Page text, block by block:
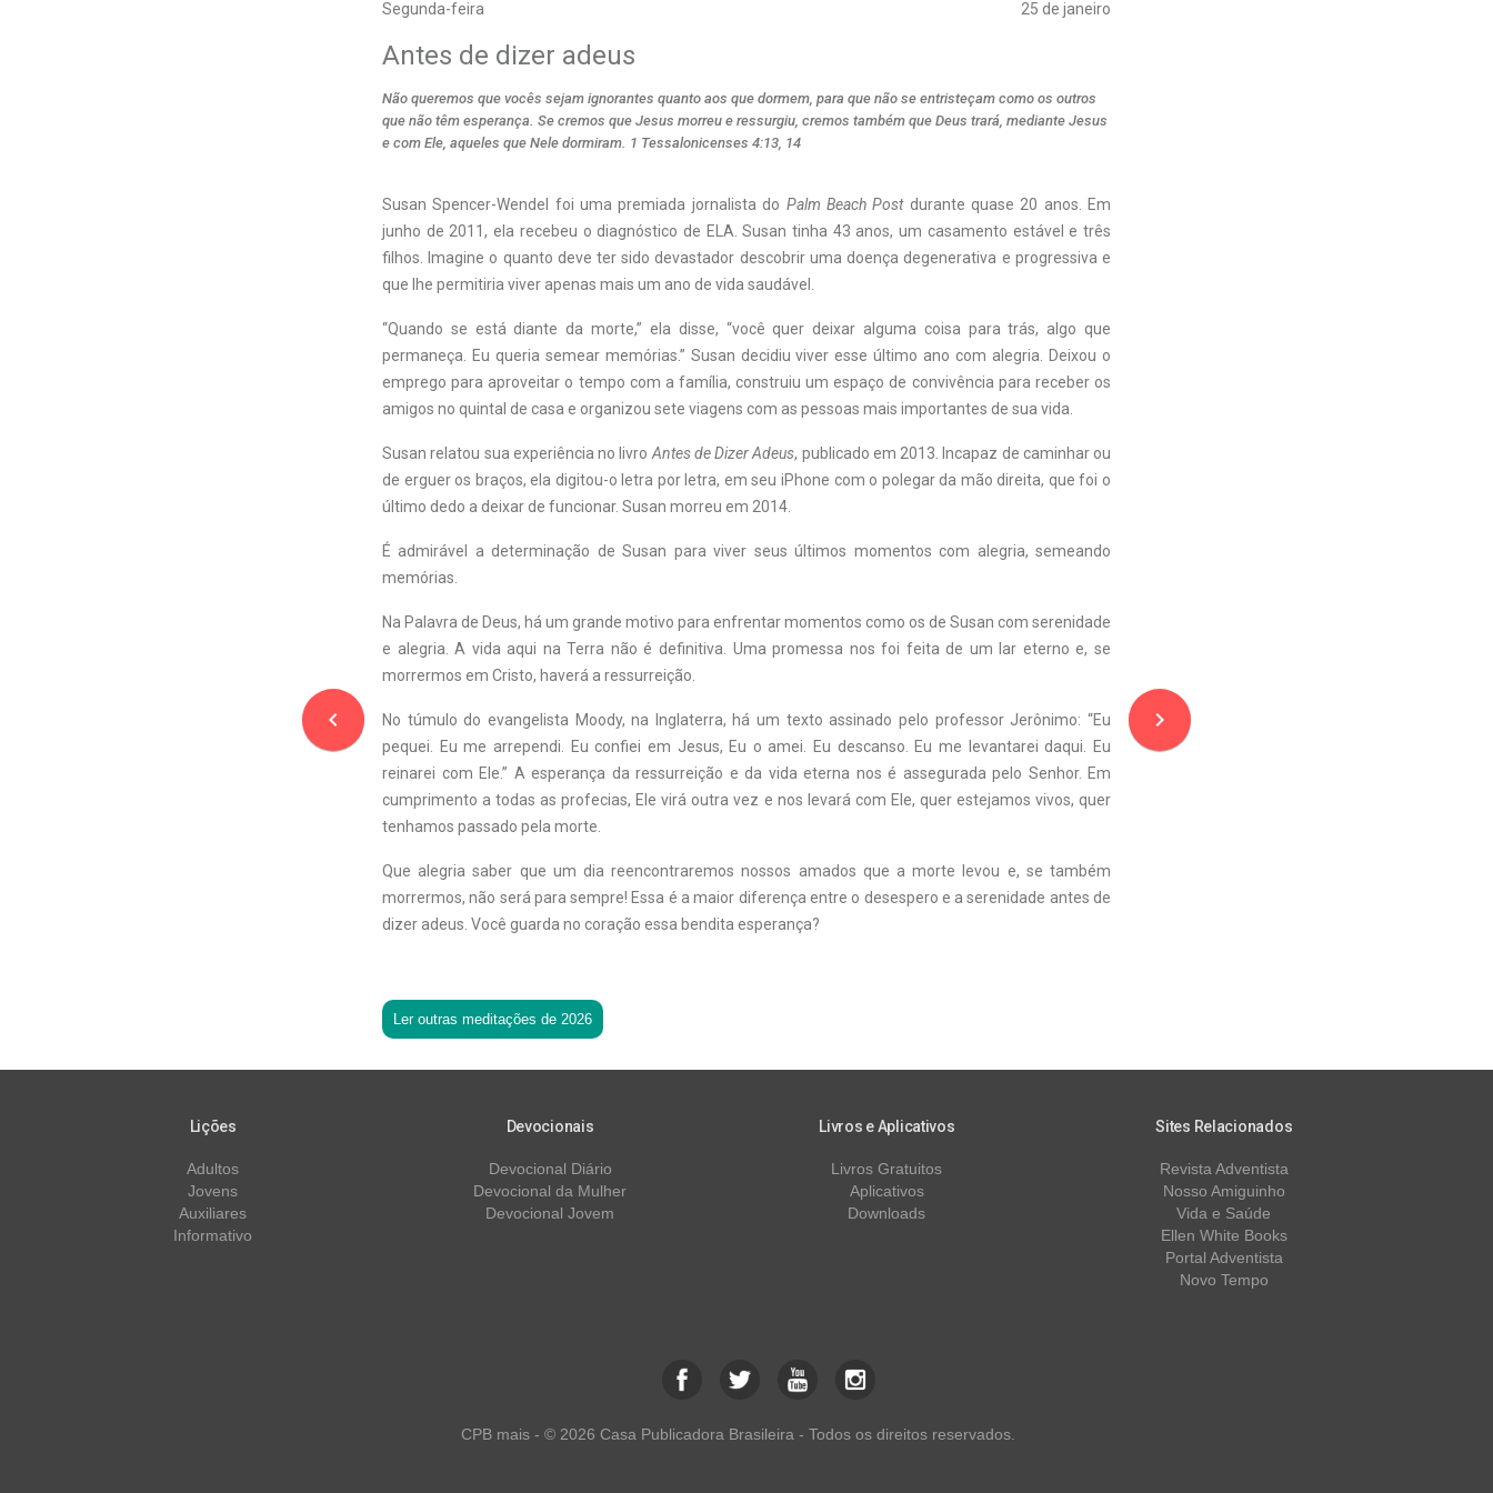
Segunda-feira 25 de janeiro
navigate_before
Antes de dizer adeus
Não queremos que vocês sejam ignorantes quanto aos que dormem, para que não se entristeçam como os outros
que não têm esperança. Se cremos que Jesus morreu e ressurgiu, cremos também que Deus trará, mediante Jesus
e com Ele, aqueles que Nele dormiram. 1 Tessalonicenses 4:13, 14
Susan Spencer-Wendel foi uma premiada jornalista do Palm Beach Postdurante quase 20 anos. Em
junho de 2011, ela recebeu o diagnóstico de ELA. Susan tinha 43 anos, um casamento estável e três
filhos. Imagine o quanto deve ter sido devastador descobrir uma doença degenerativa e progressiva e
que lhe permitiria viver apenas mais um ano de vida saudável.
“Quando se está diante da morte,” ela disse, “você quer deixar alguma coisa para trás, algo que
permaneça. Eu queria semear memórias.” Susan decidiu viver esse último ano com alegria. Deixou o
emprego para aproveitar o tempo com a família, construiu um espaço de convivência para receber os
amigos no quintal de casa e organizou sete viagens com as pessoas mais importantes de sua vida.
Susan relatou sua experiência no livro Antes de Dizer Adeus, publicado em 2013. Incapaz de caminhar ou
de erguer os braços, ela digitou-o letra por letra, em seu iPhone com o polegar da mão direita, que foi o
último dedo a deixar de funcionar. Susan morreu em 2014.
É admirável a determinação de Susan para viver seus últimos momentos com alegria, semeando
memórias.
Na Palavra de Deus, há um grande motivo para enfrentar momentos como os de Susan com serenidade
e alegria. A vida aqui na Terra não é definitiva. Uma promessa nos foi feita de um lar eterno e, se
morrermos em Cristo, haverá a ressurreição.
No túmulo do evangelista Moody, na Inglaterra, há um texto assinado pelo professor Jerônimo: “Eu
pequei. Eu me arrependi. Eu confiei em Jesus, Eu o amei. Eu descanso. Eu me levantarei daqui. Eu
reinarei com Ele.” A esperança da ressurreição e da vida eterna nos é assegurada pelo Senhor. Em
cumprimento a todas as profecias, Ele virá outra vez e nos levará com Ele, quer estejamos vivos, quer
tenhamos passado pela morte.
Que alegria saber que um dia reencontraremos nossos amados que a morte levou e, se também
morrermos, não será para sempre! Essa é a maior diferença entre o desespero e a serenidade antes de
dizer adeus. Você guarda no coração essa bendita esperança?
Ler outras meditações de 2026
navigate_next
Lições
Adultos
Jovens
Auxiliares
Informativo
Devocionais
Devocional Diário
Devocional da Mulher
Devocional Jovem
Livros e Aplicativos
Livros Gratuitos
Aplicativos
Downloads
Sites Relacionados
Revista Adventista
Nosso Amiguinho
Vida e Saúde
Ellen White Books
Portal Adventista
Novo Tempo
CPB mais - © 2026 Casa Publicadora Brasileira - Todos os direitos reservados.